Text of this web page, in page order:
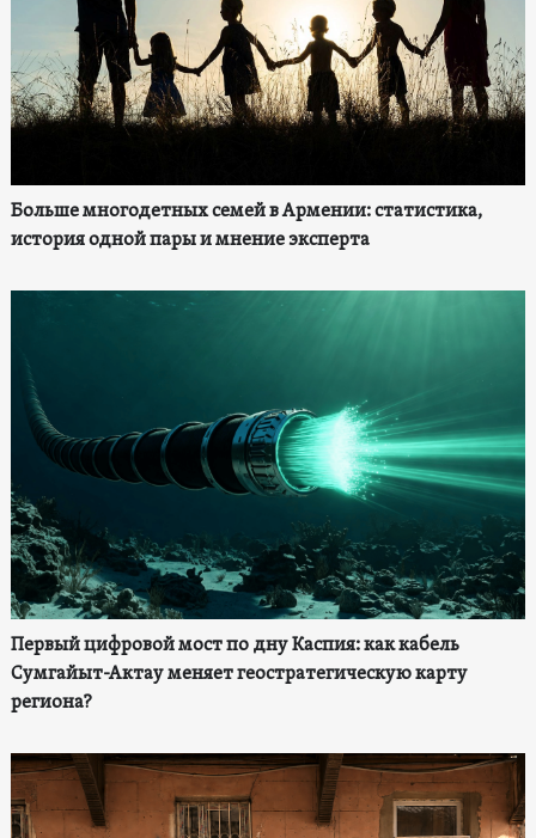
Больше многодетных семей в Армении: статистика,
история одной пары и мнение эксперта
Первый цифровой мост по дну Каспия: как кабель
Сумгайыт-Актау меняет геостратегическую карту
региона?